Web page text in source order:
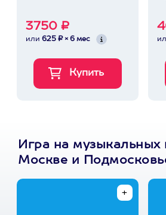
3750 ₽
или 625 ₽ × 6 мес
Игра на музыкальных
Москве и